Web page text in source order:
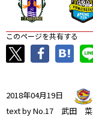
このページを共有する
2018年04月19日
text by No.17 武田 菜